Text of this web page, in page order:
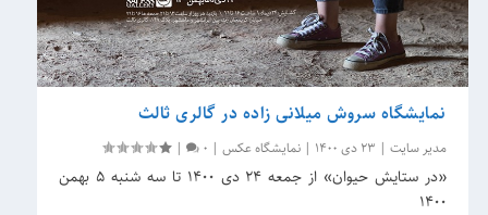
نمایشگاه سروش میلانی زاده در گالری ثالث
مدیر سایت | 23 دی 1400 |نمایشگاه عکس |
0
|
«در ستایش حیوان» از جمعه ۲۴ دی ۱۴۰۰ تا سه شنبه ۵ بهمن
۱۴۰۰